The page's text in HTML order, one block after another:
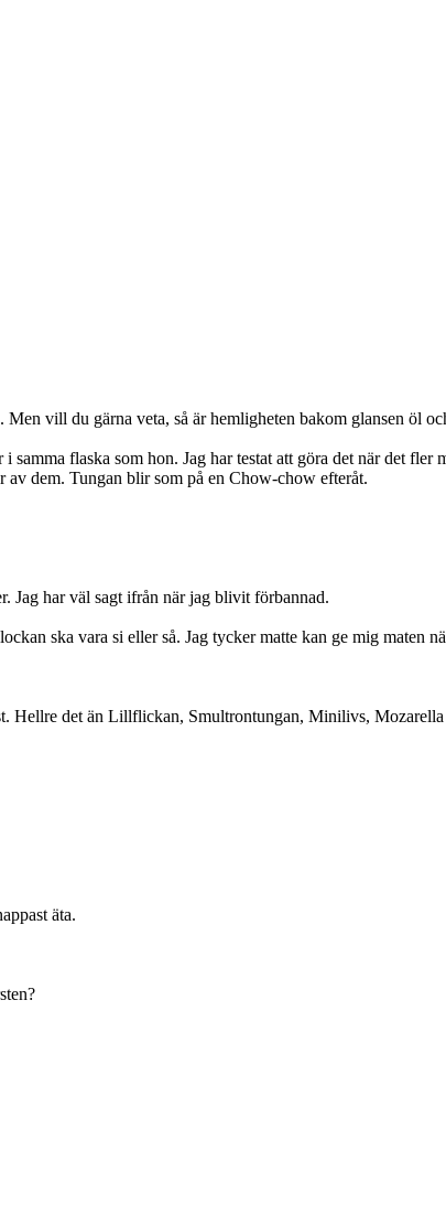
vill du gärna veta, så är hemligheten bakom glansen öl
samma flaska som hon. Jag har testat att göra det när det
dem. Tungan blir som på en Chow-chow efteråt.
Jag har väl sagt ifrån när jag blivit förbannad.
ska vara si eller så. Jag tycker matte kan ge mig maten
Hellre det än Lillflickan, Smultrontungan, Minilivs,
äta.